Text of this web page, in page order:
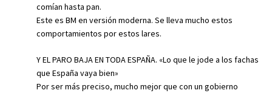
comían hasta pan.
Este es BM en versión moderna. Se lleva mucho estos
comportamientos por estos lares.
Y EL PARO BAJA EN TODA ESPAÑA. «Lo que le jode a los fachas
que España vaya bien»
Por ser más preciso, mucho mejor que con un gobierno